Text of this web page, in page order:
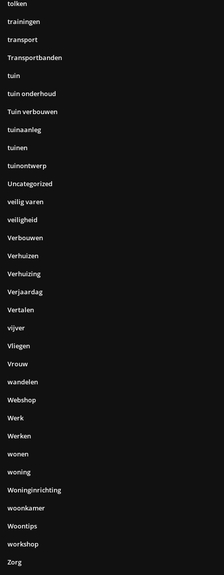
tolken
trainingen
transport
Transportbanden
tuin
tuin onderhoud
Tuin verbouwen
tuinaanleg
tuinen
tuinontwerp
Uncategorized
veilig varen
veiligheid
Verbouwen
Verhuizen
Verhuizing
Verjaardag
Vertalen
vijver
Vliegen
Vrouw
wandelen
Webshop
Werk
Werken
wonen
woning
Woninginrichting
woonkamer
Woontips
workshop
Zorg